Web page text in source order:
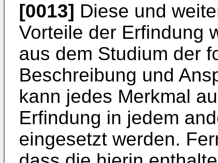
[0013] Diese und
Vorteile der Erfindung
aus dem Studium der
Beschreibung und
kann jedes Merkmal
Erfindung in jedem
eingesetzt werden.